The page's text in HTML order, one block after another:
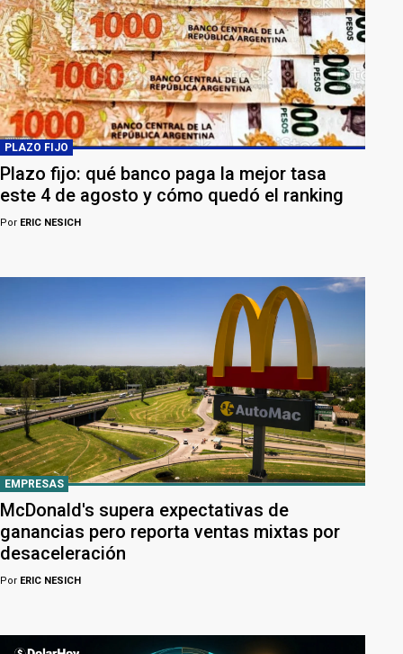
PLAZO FIJO
Plazo fijo: qué banco paga la mejor tasa
este 4 de agosto y cómo quedó el ranking
Por ERIC NESICH
EMPRESAS
McDonald's supera expectativas de
ganancias pero reporta ventas mixtas por
desaceleración
Por ERIC NESICH